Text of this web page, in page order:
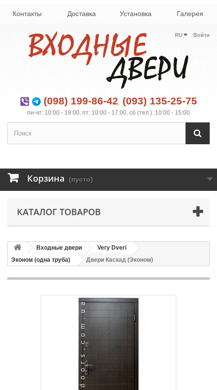
Контакты Доставка Установка Галерея
Войти
RU
(098) 199-86-42, (093) 135-25-75
пн-чт: 10:00 - 19:00, пт: 10:00 - 17:00, сб (тел.): 10:00 - 15:00
Корзина (пусто)
КАТАЛОГ ТОВАРОВ
Входные двери
Very Dveri
Эконом (одна труба)
Двери Каскад (Эконом)